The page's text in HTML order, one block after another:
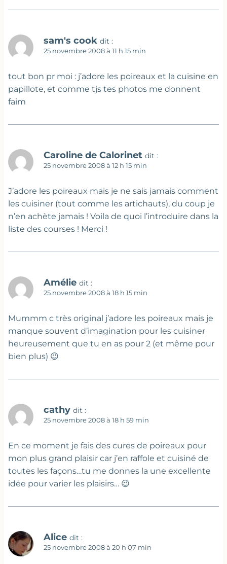
sam's cook dit :
25 novembre 2008 à 11 h 15 min
tout bon pr moi : j’adore les poireaux et la cuisine en
papillote, et comme tjs tes photos me donnent
faim
Caroline de Calorinet dit :
25 novembre 2008 à 12 h 15 min
J’adore les poireaux mais je ne sais jamais comment
les cuisiner (tout comme les artichauts), du coup je
n’en achète jamais ! Voila de quoi l’introduire dans la
liste des courses ! Merci !
Amélie dit :
25 novembre 2008 à 18 h 15 min
Mummm c très original j’adore les poireaux mais je
manque souvent d’imagination pour les cuisiner
heureusement que tu en as pour 2 (et même pour
bien plus) 😉
cathy dit :
25 novembre 2008 à 18 h 59 min
En ce moment je fais des cures de poireaux pour
mon plus grand plaisir car j’en raffole et cuisiné de
toutes les façons…tu me donnes la une excellente
idée pour varier les plaisirs… 😉
Alice dit :
25 novembre 2008 à 20 h 07 min